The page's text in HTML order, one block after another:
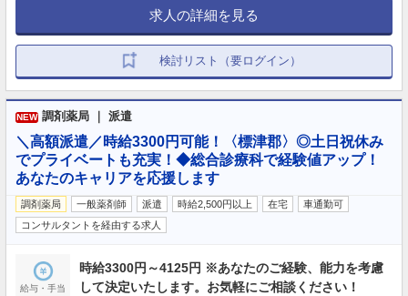
求人の詳細を見る
検討リスト（要ログイン）
NEW 調剤薬局 ｜ 派遣
＼高額派遣／時給3300円可能！〈標津郡〉◎土日祝休み
でプライベートも充実！◆総合診療科で経験値アップ！
あなたのキャリアを応援します
調剤薬局 一般薬剤師 派遣 時給2,500円以上 在宅
車通勤可
コンサルタントを経由する求人
給与・手当
時給3300円～4125円 ※あなたのご経験、能力を考慮
して決定いたします。お気軽にご相談ください！